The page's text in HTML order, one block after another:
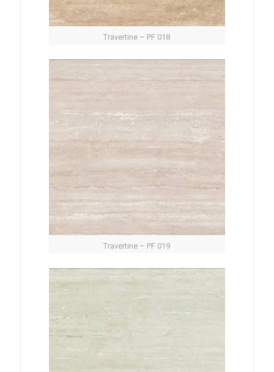
Travertine – PF 018
Travertine – PF 019